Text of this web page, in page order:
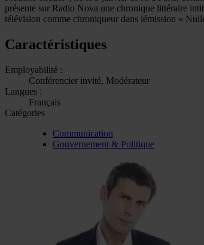
présente sur Radio Nova une chronique littéraire
télévision comme chroniqueur dans lémission «
Caractéristiques
Employabilité :
Conférencier invité, Modérateur
Langues :
Français
Catégories
Communication
Gouvernement & Politique